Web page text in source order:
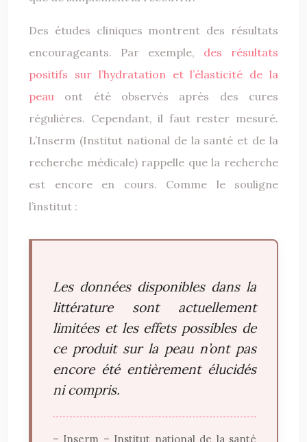
Des études cliniques montrent des résultats
encourageants. Par exemple, des résultats
positifs sur l’hydratation et l’élasticité de la
peau ont été observés après des cures
régulières. Cependant, il faut rester mesuré.
L’Inserm (Institut national de la santé et de la
recherche médicale) rappelle que la recherche
est encore en cours. Comme le souligne
l’institut :
Les données disponibles dans la
littérature sont actuellement
limitées et les effets possibles de
ce produit sur la peau n’ont pas
encore été entièrement élucidés
ni compris.
– Inserm – Institut national de la santé